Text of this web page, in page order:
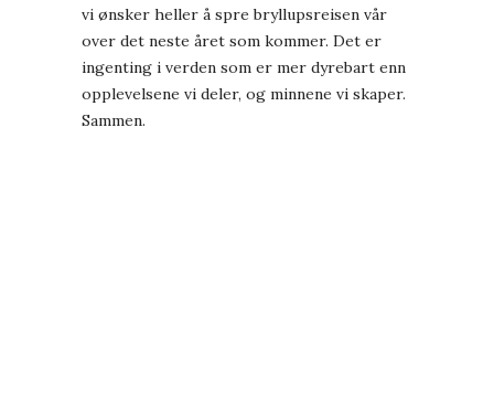
vi ønsker heller å spre bryllupsreisen vår
over det neste året som kommer. Det er
ingenting i verden som er mer dyrebart enn
opplevelsene vi deler, og minnene vi skaper.
Sammen.